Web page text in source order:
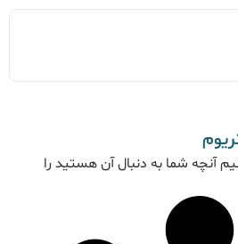
آنچه شما به دنبال آن هستید را